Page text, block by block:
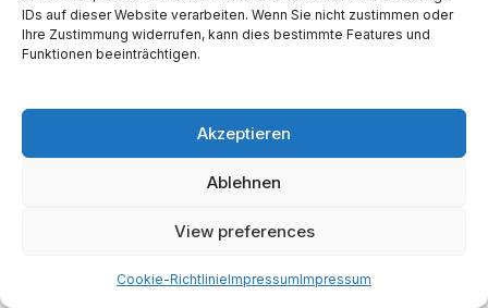
IDs auf dieser Website verarbeiten. Wenn Sie nicht zustimmen oder
Ihre Zustimmung widerrufen, kann dies bestimmte Features und
Funktionen beeinträchtigen.
Akzeptieren
Ablehnen
View preferences
Cookie-RichtlinieImpressumImpressum
2015
Primärmis
sion
primären
Wissensc
des
chen
ssung
g